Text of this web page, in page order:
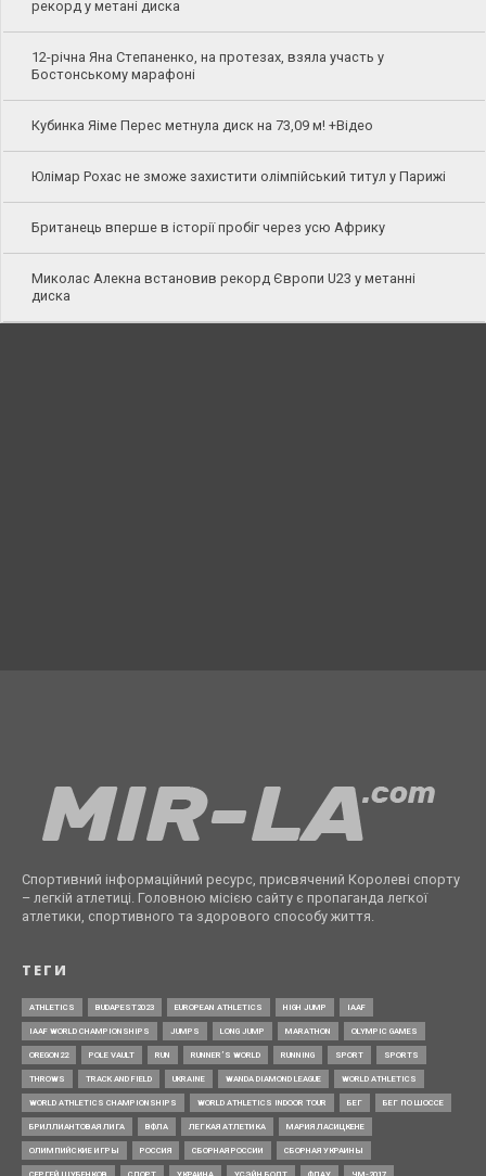
рекорд у метані диска
12-річна Яна Степаненко, на протезах, взяла участь у
Бостонському марафоні
Кубинка Яіме Перес метнула диск на 73,09 м! +Відео
Юлімар Рохас не зможе захистити олімпійський титул у Парижі
Британець вперше в історії пробіг через усю Африку
Миколас Алекна встановив рекорд Європи U23 у метанні
диска
Спортивний інформаційний ресурс, присвячений Королеві спорту
– легкій атлетиці. Головною місією сайту є пропаганда легкої
атлетики, спортивного та здорового способу життя.
ТЕГИ
ATHLETICS BUDAPEST2023 EUROPEAN ATHLETICS HIGH JUMP IAAF
IAAF WORLD CHAMPIONSHIPS JUMPS LONG JUMP MARATHON OLYMPIC GAMES
OREGON22 POLE VAULT RUN RUNNER’S WORLD RUNNING SPORT SPORTS
THROWS TRACK AND FIELD UKRAINE WANDA DIAMOND LEAGUE WORLD ATHLETICS
WORLD ATHLETICS CHAMPIONSHIPS WORLD ATHLETICS INDOOR TOUR БЕГ БЕГ ПО ШОССЕ
БРИЛЛИАНТОВАЯ ЛИГА ВФЛА ЛЕГКАЯ АТЛЕТИКА МАРИЯ ЛАСИЦКЕНЕ
ОЛИМПИЙСКИЕ ИГРЫ РОССИЯ СБОРНАЯ РОССИИ СБОРНАЯ УКРАИНЫ